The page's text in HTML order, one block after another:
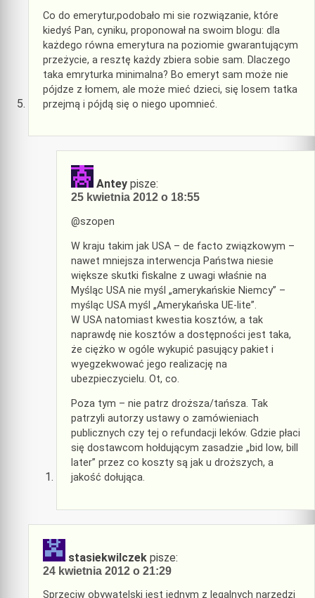
Co do emerytur,podobało mi sie rozwiązanie, które
kiedyś Pan, cyniku, proponował na swoim blogu: dla
każdego równa emerytura na poziomie gwarantującym
przeżycie, a resztę każdy zbiera sobie sam. Dlaczego
taka emryturka minimalna? Bo emeryt sam może nie
pójdze z łomem, ale może mieć dzieci, się losem tatka
przejmą i pójdą się o niego upomnieć.
Antey pisze:
25 kwietnia 2012 o 18:55
@szopen
W kraju takim jak USA – de facto związkowym –
nawet mniejsza interwencja Państwa niesie
większe skutki fiskalne z uwagi właśnie na
Myśląc USA nie myśl „amerykańskie Niemcy” –
myśląc USA myśl „Amerykańska UE-lite”.
W USA natomiast kwestia kosztów, a tak
naprawdę nie kosztów a dostępności jest taka,
że ciężko w ogóle wykupić pasujący pakiet i
wyegzekwować jego realizację na
ubezpieczycielu. Ot, co.
Poza tym – nie patrz droższa/tańsza. Tak
patrzyli autorzy ustawy o zamówieniach
publicznych czy tej o refundacji leków. Gdzie płaci
się dostawcom hołdującym zasadzie „bid low, bill
later” przez co koszty są jak u droższych, a
jakość dołująca.
stasiekwilczek pisze:
24 kwietnia 2012 o 21:29
Sprzeciw obywatelski jest jednym z legalnych narzędzi